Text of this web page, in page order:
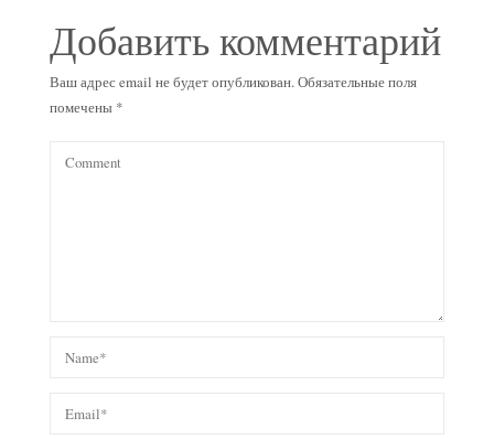
Добавить комментарий
Ваш адрес email не будет опубликован.Обязательные поля
помечены *